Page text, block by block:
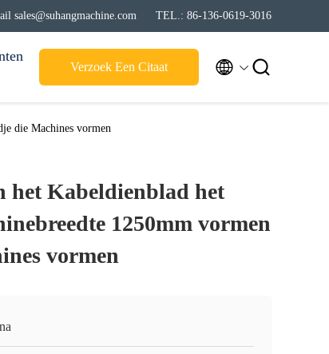
sales@suhangmachine.com TEL.: 86-136-0619-3016
Verzoek Een Citaat  
die Machines vormen
het Kabeldienblad het
1250mm vormen
vormen